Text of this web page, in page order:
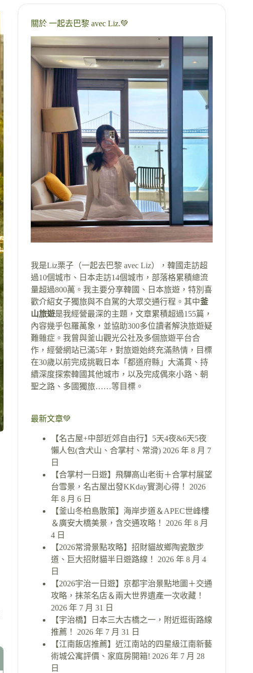
關於 一起去巴黎 avec Liz.💚
我是Liz栗子（一起去巴黎 avec Liz），韓國走訪超
過10個城市、日本走訪14個城市，部落格累積總流
量超過800萬。我主要分享韓國、日本旅遊，特別喜
歡介紹女子獨旅與不自駕的大眾交通行程。其中釜
山旅遊是我經營最深的主題，文章累積超過155篇，
內容幾乎包羅萬象，並協助300多位讀者解決旅遊疑
難雜症。我曾與釜山觀光公社及多個旅遊平台合
作，經營網站已滿5年，對旅遊始終充滿熱情，目標
在30歲以前完成挑戰日本「都道府縣」大滿貫、持
續深度探索韓國其他城市，以及完成偶來小路、朝
聖之路、多國獨旅……等目標。
最新文章💚
【名古屋+中部近郊自由行】5天4夜&6天5夜
懶人包(含犬山、合掌村、常滑) 2026 年 8 月 7
日
【合掌村一日遊】飛驒高山老街＋合掌村展望
台雪景，名古屋出發KKday實測心得！
2026
年 8 月 6 日
【釜山冬柏島散策】海岸步道＆APEC世峰樓
＆廣安大橋美景，含交通攻略！
2026 年 8 月
4 日
【2026常滑景點攻略】招財貓故鄉陶瓷散步
道、巨大招財貓半日遊路線！
2026 年 8 月 4
日
【2026宇治一日遊】京都宇治景點地圖＋交通
攻略，抹茶名店＆兩大世界遺產一次收藏！
2026 年 7 月 31 日
【宇治橋】日本三大古橋之一，附近逛街路線
推薦！
2026 年 7 月 31 日
【江南飯店推薦】近江南站的四星級江南新藝
術城公寓評價、家庭房開箱! 2026 年 7 月 28
日